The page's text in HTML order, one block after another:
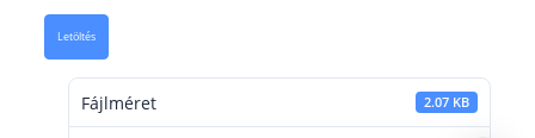
Letöltés
Fájlméret 2.07 KB